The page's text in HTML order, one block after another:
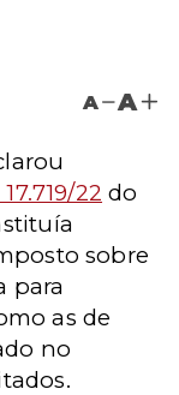
A A
22 do
sobre
para
as de
no